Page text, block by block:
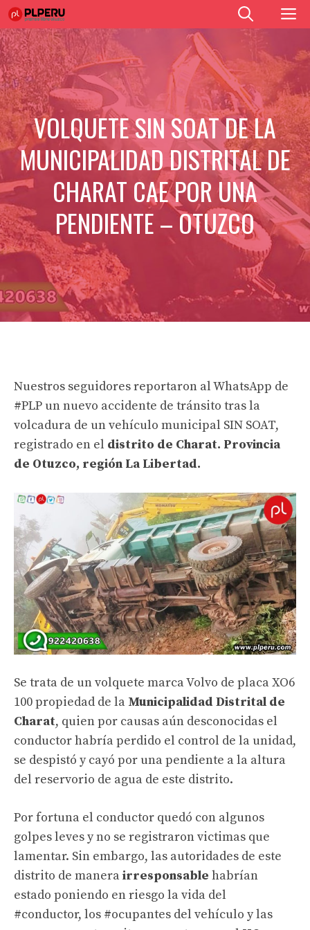
Saltar
al
contenido
VOLQUETE SIN SOAT DE LA
MUNICIPALIDAD DISTRITAL DE
CHARAT CAE POR UNA
PENDIENTE – OTUZCO
Nuestros seguidores reportaron al WhatsApp de
#PLP un nuevo accidente de tránsito tras la
volcadura de un vehículo municipal SIN SOAT,
registrado en el distrito de Charat. Provincia
de Otuzco, región La Libertad.
Se trata de un volquete marcaVolvo de placa XO6
100 propiedad de la Municipalidad Distrital de
Charat, quien por causas aún desconocidas el
conductor habría perdido el control de la unidad,
se despistó y cayó por una pendiente a la altura
del reservorio de agua de este distrito.
Por fortuna el conductor quedó con algunos
golpes leves y no se registraron victimas que
lamentar. Sin embargo, las autoridades de este
distrito de manerairresponsable habrían
estado poniendo en riesgo la vida del
#conductor, los #ocupantes del vehículo y las